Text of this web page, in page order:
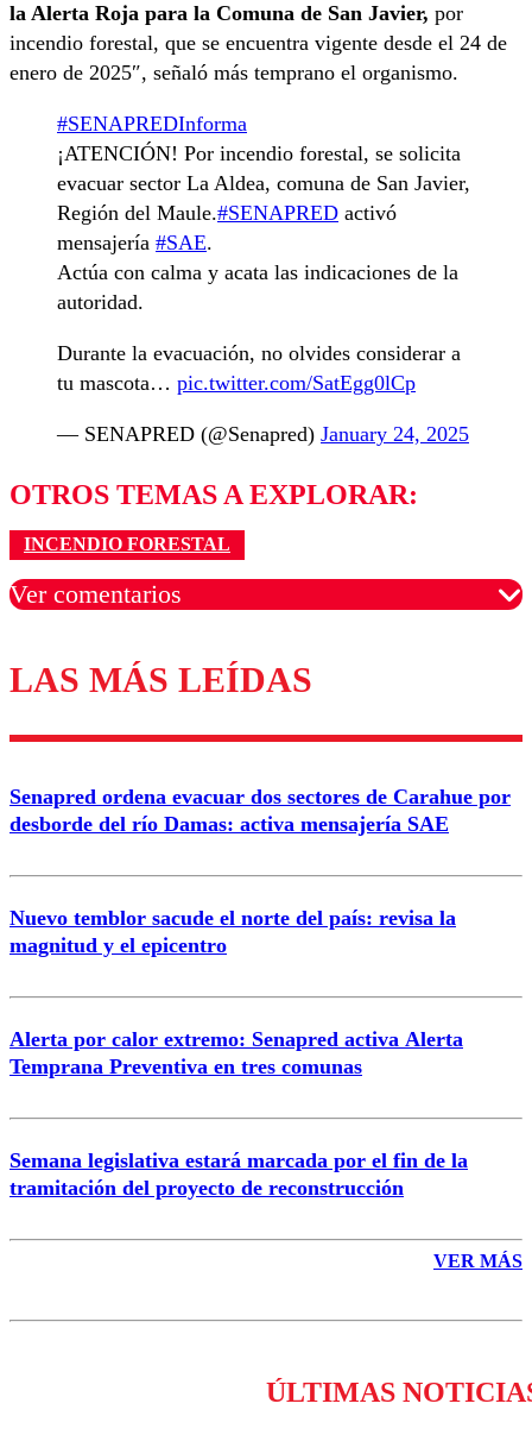
la Alerta Roja para la Comuna de San Javier, por
incendio forestal, que se encuentra vigente desde el 24 de
enero de 2025″, señaló más temprano el organismo.
#SENAPREDInforma
¡ATENCIÓN! Por incendio forestal, se solicita
evacuar sector La Aldea, comuna de San Javier,
Región del Maule.#SENAPRED activó
mensajería #SAE.
Actúa con calma y acata las indicaciones de la
autoridad.
Durante la evacuación, no olvides considerar a
tu mascota… pic.twitter.com/SatEgg0lCp
— SENAPRED (@Senapred) January 24, 2025
OTROS TEMAS A EXPLORAR:
INCENDIO FORESTAL
Ver comentarios
Los comentarios son moderados para garantizar un
diálogo respetuoso.
Nombre
Correo
LAS MÁS LEÍDAS
Senapred ordena evacuar dos sectores de Carahue por
desborde del río Damas: activa mensajería SAE
Nuevo temblor sacude el norte del país: revisa la
magnitud y el epicentro
Alerta por calor extremo: Senapred activa Alerta
Temprana Preventiva en tres comunas
Semana legislativa estará marcada por el fin de la
tramitación del proyecto de reconstrucción
VER MÁS
ÚLTIMAS